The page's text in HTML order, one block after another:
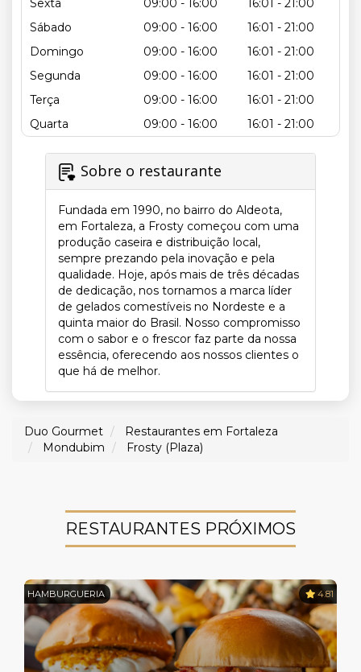
Sexta
09:00 - 16:00
16:01 - 21:00
Sábado
09:00 - 16:00
16:01 - 21:00
Domingo
09:00 - 16:00
16:01 - 21:00
Segunda
09:00 - 16:00
16:01 - 21:00
Terça
09:00 - 16:00
16:01 - 21:00
Quarta
09:00 - 16:00 16:01 - 21:00
Sobre o restaurante
Fundada em 1990, no bairro do Aldeota,
em Fortaleza, a Frosty começou com uma
produção caseira e distribuição local,
sempre prezando pela inovação e pela
qualidade. Hoje, após mais de três décadas
de dedicação, nos tornamos a marca líder
de gelados comestíveis no Nordeste e a
quinta maior do Brasil. Nosso compromisso
com o sabor e o frescor faz parte da nossa
essência, oferecendo aos nossos clientes o
que há de melhor.
Duo Gourmet
Restaurantes em Fortaleza
Mondubim
Frosty (Plaza)
RESTAURANTES PRÓXIMOS
HAMBURGUERIA 4.81